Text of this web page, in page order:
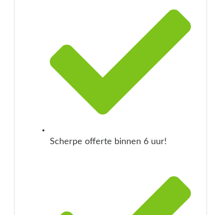
Scherpe offerte binnen 6 uur!